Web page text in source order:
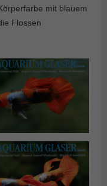
mit blauem
Flossen